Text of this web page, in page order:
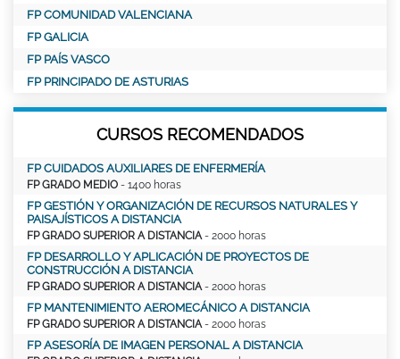
FP COMUNIDAD VALENCIANA
FP GALICIA
FP PAÍS VASCO
FP PRINCIPADO DE ASTURIAS
CURSOS RECOMENDADOS
FP CUIDADOS AUXILIARES DE ENFERMERÍA
FP GRADO MEDIO - 1400 horas
FP GESTIÓN Y ORGANIZACIÓN DE RECURSOS NATURALES Y
PAISAJÍSTICOS A DISTANCIA
FP GRADO SUPERIOR A DISTANCIA - 2000 horas
FP DESARROLLO Y APLICACIÓN DE PROYECTOS DE
CONSTRUCCIÓN A DISTANCIA
FP GRADO SUPERIOR A DISTANCIA - 2000 horas
FP MANTENIMIENTO AEROMECÁNICO A DISTANCIA
FP GRADO SUPERIOR A DISTANCIA - 2000 horas
FP ASESORÍA DE IMAGEN PERSONAL A DISTANCIA